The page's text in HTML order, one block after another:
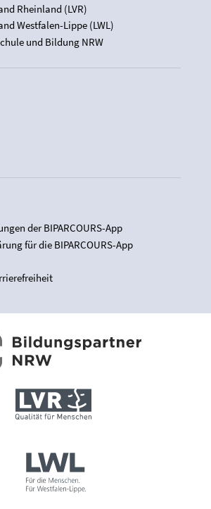
Rheinland (LVR)
Westfalen-Lippe (LWL)
und Bildung NRW
der BIPARCOURS-App
für die BIPARCOURS-App